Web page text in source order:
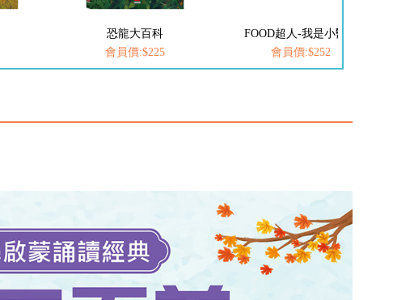
恐龍大百科
會員價:$225
FOOD超人-我是小醫生
會員價:$252